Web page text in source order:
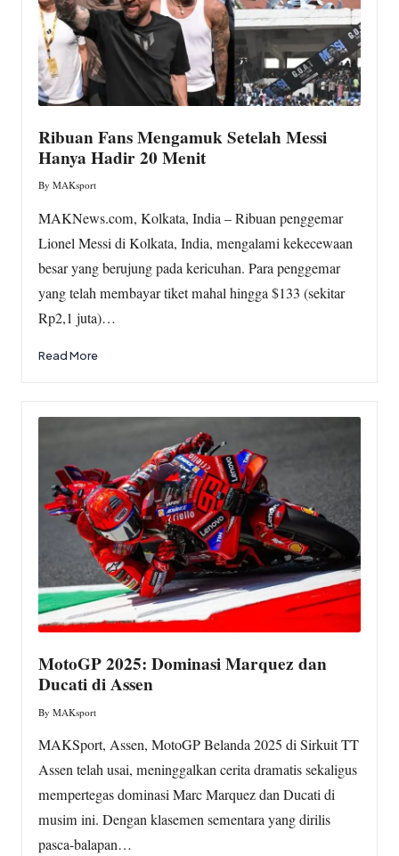
Ribuan Fans Mengamuk Setelah Messi
Hanya Hadir 20 Menit
Posted
By MAKsport
MAKNews.com, Kolkata, India – Ribuan penggemar
Lionel Messi di Kolkata, India, mengalami kekecewaan
besar yang berujung pada kericuhan. Para penggemar
yang telah membayar tiket mahal hingga $133 (sekitar
Rp2,1 juta)…
Read More
MotoGP 2025: Dominasi Marquez dan
Ducati di Assen
Posted
by
By MAKsport
MAKSport, Assen, MotoGP Belanda 2025 di Sirkuit TT
Assen telah usai, meninggalkan cerita dramatis sekaligus
mempertegas dominasi Marc Marquez dan Ducati di
musim ini. Dengan klasemen sementara yang dirilis
pasca-balapan…